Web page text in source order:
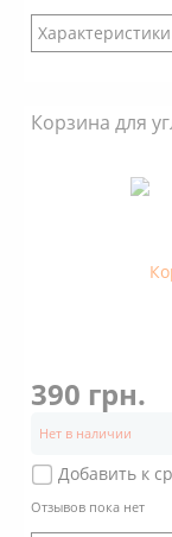
Характеристики
Корзина для
390 грн.
Нет в наличии
Добавить к
Отзывов пока нет